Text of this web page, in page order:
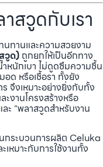
สวูดกับเรา
ทานและความสวยงาม
วูด) ถูกยกให้เป็นอีกทาง
หนักเบา ไม่ดูดซึมความชื้น
ด หรือเชื้อรา ทั้งยัง
จึงเหมาะอย่างยิ่งกับทั้ง
งานโครงสร้างหรือ
ะ “พลาสวูดสำหรับงาน
ระบวนการผลิต Celuka
หมาะกับการใช้งานทั้ง